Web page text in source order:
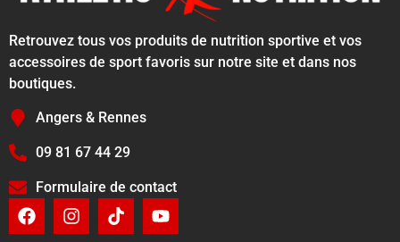
Retrouvez tous vos produits de nutrition sportive et vos
accessoires de sport favoris sur notre site et dans nos
boutiques.
Angers & Rennes
09 81 67 44 29
Formulaire de contact